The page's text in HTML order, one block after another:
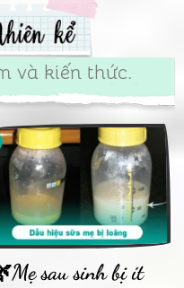
và kiến thức.
sau sinh bị ít